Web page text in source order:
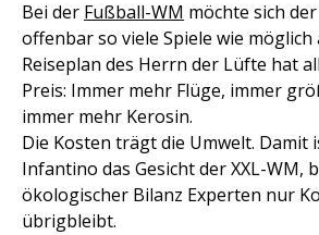
Bei der Fußball-WM möchte sich
offenbar so viele Spiele wie möglich
Reiseplan des Herrn der Lüfte hat
Preis: Immer mehr Flüge, immer
immer mehr Kerosin.
Die Kosten trägt die Umwelt. Damit
Infantino das Gesicht der XXL-WM,
ökologischer Bilanz Experten nur
übrigbleibt.